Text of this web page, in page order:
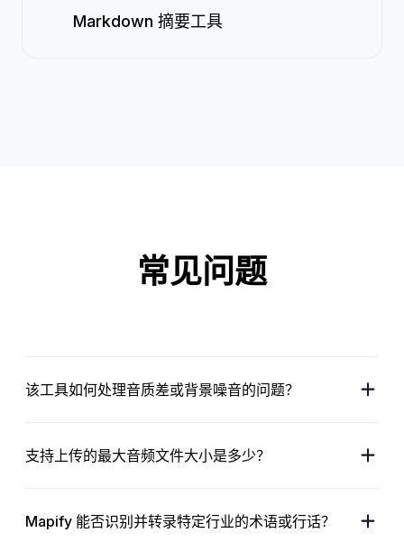
Markdown 摘要工具
常见问题
该工具如何处理音质差或背景噪音的问题？
支持上传的最大音频文件大小是多少？
Mapify 能否识别并转录特定行业的术语或行话？